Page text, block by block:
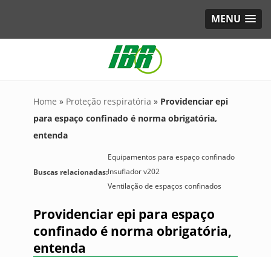
MENU
Home » Proteção respiratória » Providenciar epi
para espaço confinado é norma obrigatória,
entenda
Buscas relacionadas:
Equipamentos para espaço confinado
Insuflador v202
Ventilação de espaços confinados
Providenciar epi para espaço
confinado é norma obrigatória,
entenda